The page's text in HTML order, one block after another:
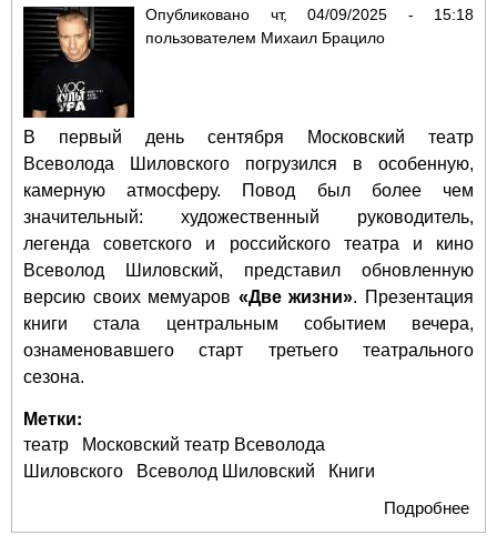
Опубликовано чт, 04/09/2025 - 15:18
пользователем Михаил Брацило
В первый день сентября Московский театр
Всеволода Шиловского погрузился в особенную,
камерную атмосферу. Повод был более чем
значительный: художественный руководитель,
легенда советского и российского театра и кино
Всеволод Шиловский, представил обновленную
версию своих мемуаров «Две жизни». Презентация
книги стала центральным событием вечера,
ознаменовавшего старт третьего театрального
сезона.
Метки:
театр
Московский театр Всеволода
Шиловского
Всеволод Шиловский
Книги
Подробнее